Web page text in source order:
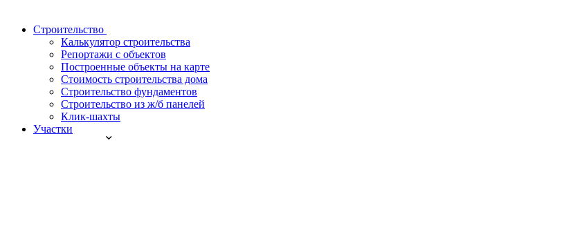
Строительство
Калькулятор строительства
Репортажи с объектов
Построенные объекты на карте
Стоимость строительства дома
Строительство фундаментов
Строительство из ж/б панелей
Клик-шахты
Участки